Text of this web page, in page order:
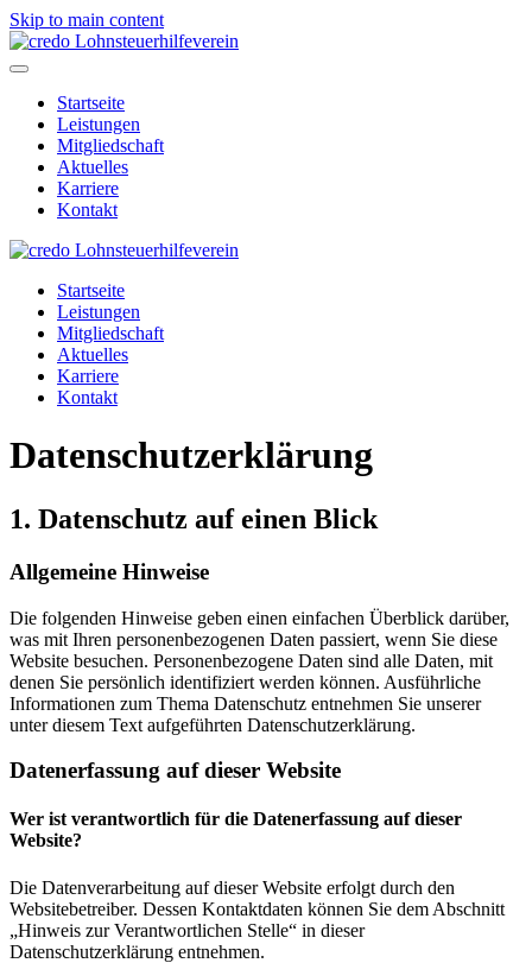
Skip to main content
Startseite
Leistungen
Mitgliedschaft
Aktuelles
Karriere
Kontakt
Startseite
Leistungen
Mitgliedschaft
Aktuelles
Karriere
Kontakt
Datenschutz­erklärung
1. Datenschutz auf einen Blick
Allgemeine Hinweise
Die folgenden Hinweise geben einen einfachen Überblick darüber,
was mit Ihren personenbezogenen Daten passiert, wenn Sie diese
Website besuchen. Personenbezogene Daten sind alle Daten, mit
denen Sie persönlich identifiziert werden können. Ausführliche
Informationen zum Thema Datenschutz entnehmen Sie unserer
unter diesem Text aufgeführten Datenschutzerklärung.
Datenerfassung auf dieser Website
Wer ist verantwortlich für die Datenerfassung auf dieser
Website?
Die Datenverarbeitung auf dieser Website erfolgt durch den
Websitebetreiber. Dessen Kontaktdaten können Sie dem Abschnitt
„Hinweis zur Verantwortlichen Stelle“ in dieser
Datenschutzerklärung entnehmen.